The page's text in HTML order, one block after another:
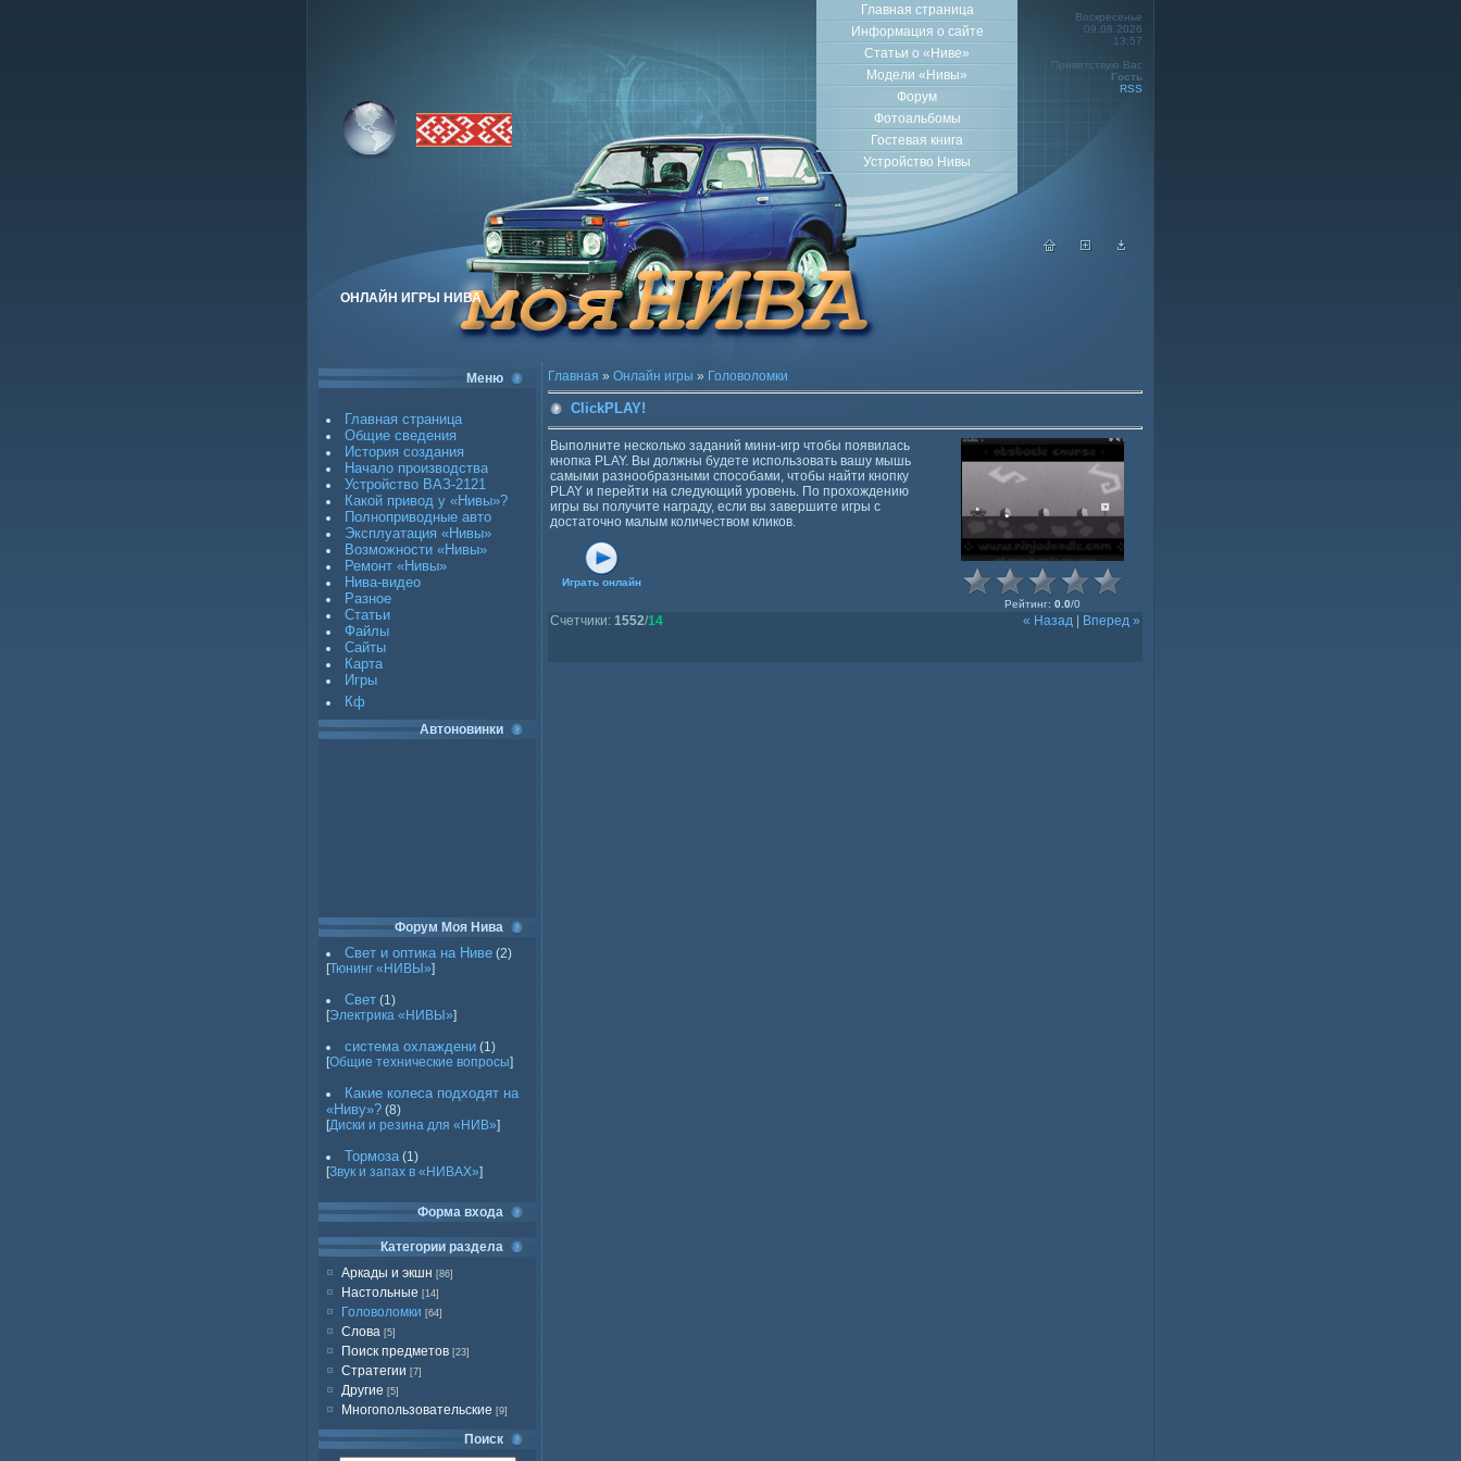
Главная страница
Информация о сайте
Статьи о «Ниве»
Модели «Нивы»
Форум
Фотоальбомы
Гостевая книга
Устройство Нивы
Воскресенье
09.08.2026
13:57
Приветствую Вас
Гость
RSS
ОНЛАЙН ИГРЫ НИВА
Меню
Главная страница
Общие сведения
История создания
Начало производства
Устройство ВАЗ-2121
Какой привод у «Нивы»?
Полноприводные авто
Эксплуатация «Нивы»
Возможности «Нивы»
Ремонт «Нивы»
Нива-видео
Разное
Статьи
Файлы
Сайты
Карта
Игры
Кф
Автоновинки
Форум Моя Нива
Свет и оптика на Ниве (2)
[Тюнинг «НИВЫ»]
Свет (1)
[Электрика «НИВЫ»]
система охлаждени (1)
[Общие технические вопросы]
Какие колеса подходят на
«Ниву»? (8)
[Диски и резина для «НИВ»]
Тормоза (1)
[Звук и запах в «НИВАХ»]
Форма входа
Категории раздела
Аркады и экшн [86]
Настольные [14]
Головоломки [64]
Слова [5]
Поиск предметов [23]
Стратегии [7]
Другие [5]
Многопользовательские [9]
Поиск
Главная » Онлайн игры » Головоломки
ClickPLAY!
Выполните несколько заданий мини-игр чтобы появилась
кнопка PLAY. Вы должны будете использовать вашу мышь
самыми разнообразными способами, чтобы найти кнопку
PLAY и перейти на следующий уровень. По прохождению
игры вы получите награду, если вы завершите игры с
достаточно малым количеством кликов.
Играть онлайн
Рейтинг: 0.0/0
« Назад Вперед »
Счетчики: 1552/14